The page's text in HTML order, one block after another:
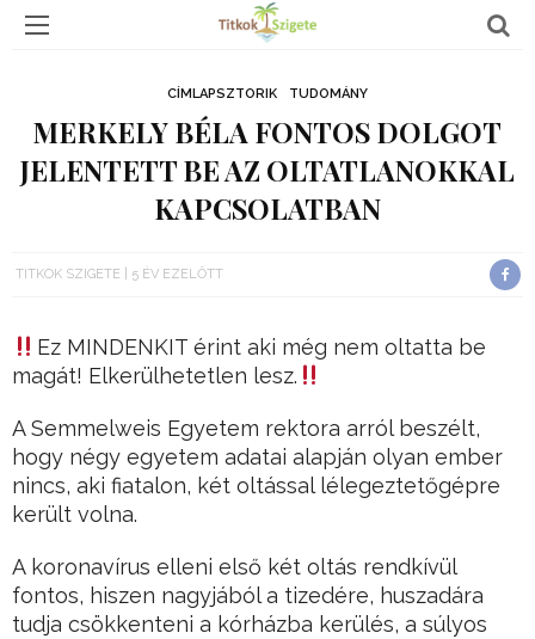
CÍMLAPSZTORIK TUDOMÁNY
MERKELY BÉLA FONTOS DOLGOT
JELENTETT BE AZ OLTATLANOKKAL
KAPCSOLATBAN
TITKOK SZIGETE 5 ÉV EZELŐTT
Ez MINDENKIT érint aki még nem oltatta be
magát! Elkerülhetetlen lesz.
A Semmelweis Egyetem rektora arról beszélt,
hogy négy egyetem adatai alapján olyan ember
nincs, aki fiatalon, két oltással lélegeztetőgépre
került volna.
A koronavírus elleni első két oltás rendkívül
fontos, hiszen nagyjából a tizedére, huszadára
tudja csökkenteni a kórházba kerülés, a súlyos